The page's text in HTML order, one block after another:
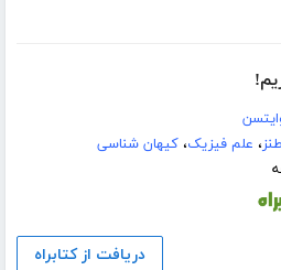
طنز، علم فیزیک،کیهان شناسی
دریافت از کتابراه